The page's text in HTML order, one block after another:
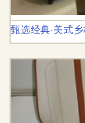
甄选经典·美式